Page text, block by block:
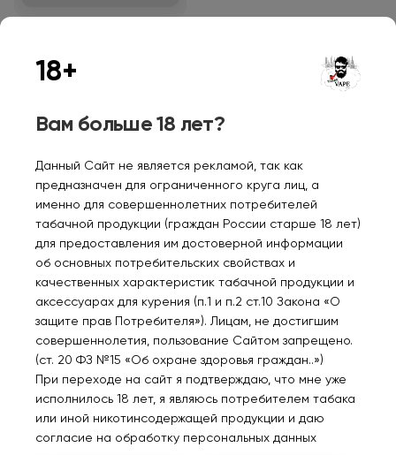
Персональные рекомендации
VOOPOO PNP X
0.6ohm Coil VP-159D-
COIL (в упак. 5 шт.)
1200₽
Картридж LOST MARY
Голубика малина 2500
2%
380₽
18+
Вам больше 18 лет?
Данный Сайт не является рекламой, так как
предназначен для ограниченного круга лиц, а
именно для совершеннолетних потребителей
табачной продукции (граждан России старше 18 лет)
для предоставления им достоверной информации
об основных потребительских свойствах и
качественных характеристик табачной продукции и
аксессуарах для курения (п.1 и п.2 ст.10 Закона «О
защите прав Потребителя»). Лицам, не достигшим
совершеннолетия, пользование Сайтом запрещено.
(ст. 20 ФЗ №15 «Об охране здоровья граждан..»)
При переходе на сайт я подтверждаю, что мне уже
исполнилось 18 лет, я являюсь потребителем табака
или иной никотинсодержащей продукции и даю
согласие на обработку персональных данных